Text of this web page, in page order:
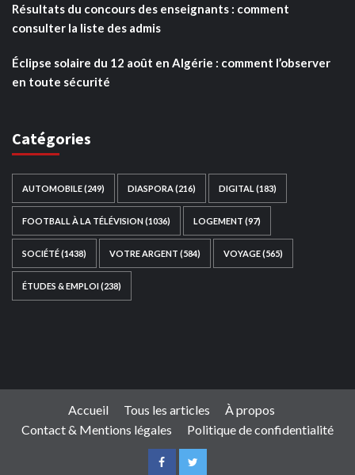
Résultats du concours des enseignants : comment
consulter la liste des admis
Éclipse solaire du 12 août en Algérie : comment l’observer
en toute sécurité
Catégories
AUTOMOBILE(249) DIASPORA (216) DIGITAL (183)
FOOTBALL À LA TÉLÉVISION(1036) LOGEMENT (97)
SOCIÉTÉ(1438) VOTRE ARGENT (584) VOYAGE(565)
ÉTUDES & EMPLOI(238)
Accueil Tous les articles
À propos
Contact & Mentions légales
Politique de confidentialité